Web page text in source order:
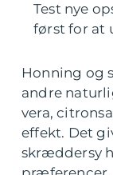
Test nye
først for at
Honning og
andre
vera,
effekt. Det
skræddersy